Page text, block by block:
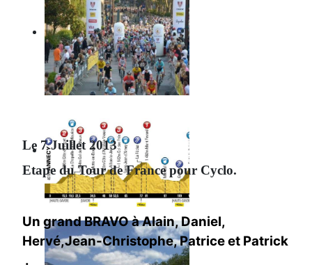
Le 7 Juillet 2013
Etape du Tour de France pour Cyclo.
Un grand BRAVO à Alain, Daniel,
Hervé,Jean-Christophe, Patrice et Patrick
.